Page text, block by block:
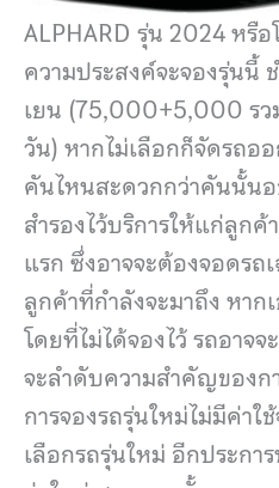
ALPHARD รุ่น 2024 หรื
ความประสงค์จะจองรุ่นนี้
เยน (75,000+5,000 ร
วัน) หากไม่เลือกก็จัดรถอ
คันไหนสะดวกกว่าคันนั้น
สำรองไว้บริการให้แก่ลูก
แรก ซึ่งอาจจะต้องจอดรถ
ลูกค้าที่กำลังจะมาถึง หา
โดยที่ไม่ได้จองไว้ รถอาจ
จะลำดับความสำคัญของก
การจองรถรุ่นใหม่ไม่มีค่า
เลือกรถรุ่นใหม่ อีกประกา